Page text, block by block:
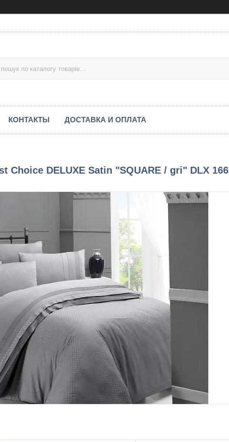
КОНТАКТЫ ДОСТАВКА И ОПЛАТА
Choice DELUXE Satin "SQUARE / gri" DLX 166